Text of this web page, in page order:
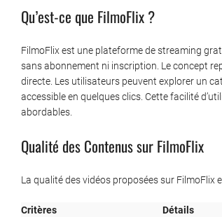
Qu’est-ce que FilmoFlix ?
FilmoFlix est une plateforme de streaming
sans abonnement ni inscription. Le concept
directe. Les utilisateurs peuvent explorer un
accessible en quelques clics. Cette facilité
abordables.
Qualité des Contenus sur FilmoFlix
La qualité des vidéos proposées sur FilmoFlix
Critères
Détails